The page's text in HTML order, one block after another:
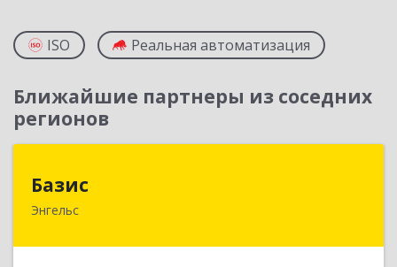
ISO Реальная автоматизация
Ближайшие партнеры из соседних
регионов
Базис
Энгельс
413100, Саратовская обл, м.р-н Энгельсский, г.п.